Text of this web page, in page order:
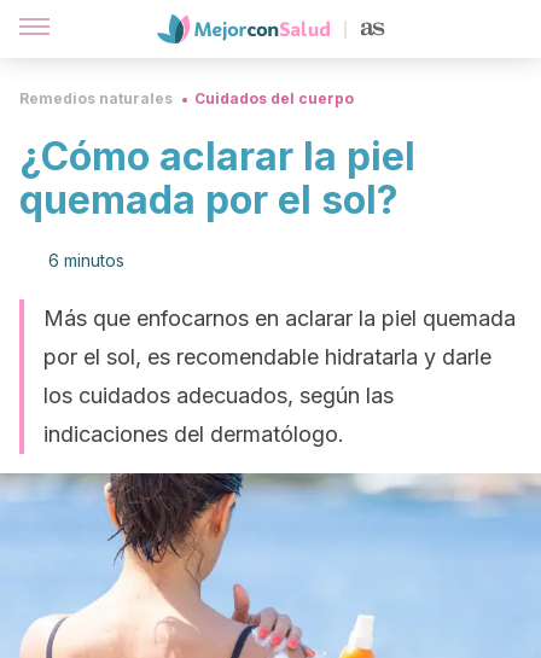
Remedios naturales Cuidados del cuerpo
¿Cómo aclarar la piel
quemada por el sol?
6 minutos
Más que enfocarnos en aclarar la piel quemada
por el sol, es recomendable hidratarla y darle
los cuidados adecuados, según las
indicaciones del dermatólogo.